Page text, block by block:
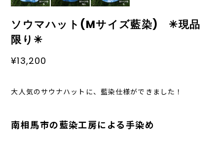
ソウマハット(Mサイズ藍染) ✳︎現品
限り✳︎
¥13,200
大人気のサウナハットに、藍染仕様ができました！
南相馬市の藍染工房による手染め